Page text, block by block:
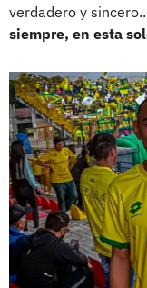
verdadero y
siempre, en esta